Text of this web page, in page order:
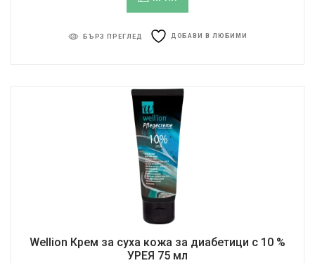
БЪРЗ ПРЕГЛЕД ДОБАВИ В ЛЮБИМИ
Wellion Крем за суха кожа за диабетици с 10 %
УРЕЯ 75 мл